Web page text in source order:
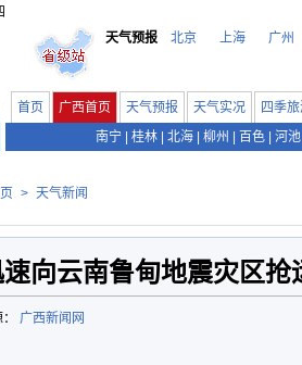
天气预报
北京 上海 广州
首页 广西首页 天气预报 天气实况
四季
南宁
桂林 北海 柳州 百色 河池
> 天气新闻
向云南鲁甸地震灾区抢
广西新闻网